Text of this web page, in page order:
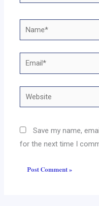
Name*
Email*
Website
Save my name,
for the next time I